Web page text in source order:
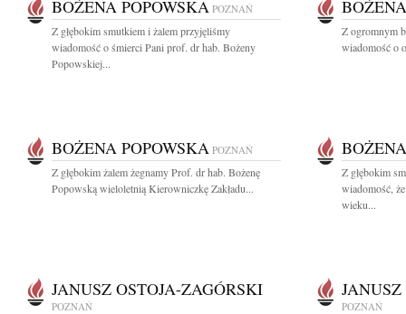
BOŻENA POPOWSKA POZNAŃ
Z głębokim smutkiem i żalem przyjęliśmy
wiadomość o śmierci Pani prof. dr hab. Bożeny
Popowskiej...
Z ogromnym
wiadomość o
BOŻENA POPOWSKA POZNAŃ
Z głębokim żalem żegnamy Prof. dr hab. Bożenę
Popowską wieloletnią Kierowniczkę Zakładu...
Z głębokim
wiadomość,
wieku...
JANUSZ OSTOJA-ZAGÓRSKI
POZNAŃ POZNAŃ